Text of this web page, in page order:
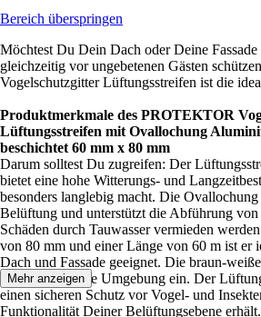
Bereich überspringen
Möchtest Du Dein Dach oder Deine
gleichzeitig vor ungebetenen Gästen
Vogelschutzgitter Lüftungsstreifen ist die
Produktmerkmale des PROTEKTOR
Lüftungsstreifen mit Ovallochung
beschichtet 60 mm x 80 mm
Darum solltest Du zugreifen: Der
bietet eine hohe Witterungs- und
besonders langlebig macht. Die
Belüftung und unterstützt die Abführung
Schäden durch Tauwasser vermieden
von 80 mm und einer Länge von 60 m ist er
Dach und Fassade geeignet. Die braun-
unauffällig in die Umgebung ein. Der
einen sicheren Schutz vor Vogel- und
Funktionalität Deiner Belüftungsebene
Mehr anzeigen